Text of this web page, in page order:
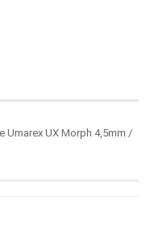
UX Morph 4,5mm /